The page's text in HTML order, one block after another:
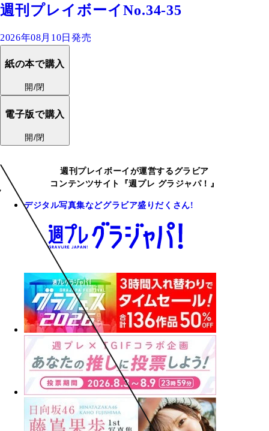
週刊プレイボーイNo.34-35
2026年08月10日発売
紙の本で購入
開/閉
電子版で購入
開/閉
週刊プレイボーイが運営するグラビア
コンテンツサイト『週プレ グラジャパ！』
デジタル写真集などグラビア盛りだくさん!